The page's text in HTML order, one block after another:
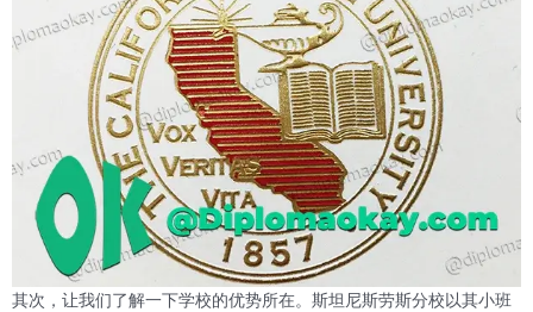
其次，让我们了解一下学校的优势所在。斯坦尼斯劳斯分校以其小班